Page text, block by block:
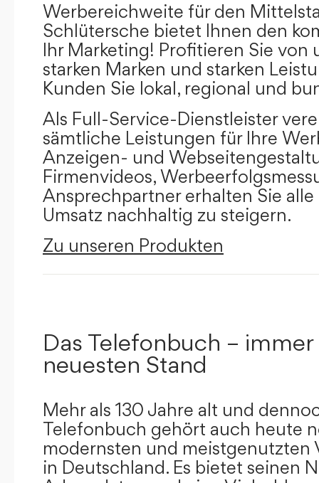
Werbereichweite für den
Schlütersche bietet Ihnen den
Ihr Marketing! Profitieren Sie von
starken Marken und starken
Kunden Sie lokal, regional und
Als Full-Service-Dienstleister
sämtliche Leistungen für Ihre
Anzeigen- und
Firmenvideos,
Ansprechpartner erhalten Sie
Umsatz nachhaltig zu steigern.
Zu unseren Produkten
Das Telefonbuch –
neuesten Stand
Mehr als 130 Jahre alt und
Telefonbuch gehört auch heute
modernsten und meistgenutzten
in Deutschland. Es bietet seinen